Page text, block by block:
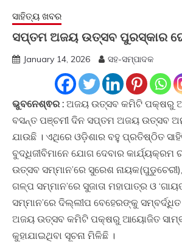
ସାହିତ୍ୟ ଖବର
ସପ୍ତମ ଅଜୟ ଉତ୍ସବ ପୁରସ୍କାର
January 14, 2026 ସହ-ସମ୍ପାଦକ
ଭୁବନେଶ୍ଵର : ଅଜୟ ଉତ୍ସବ କମିଟି ପକ୍ଷରୁ
ବସନ୍ତ ପଞ୍ଚମୀ ଦିନ ସପ୍ତମ ଅଜୟ ଉତ୍ସବ
ଯାଉଛି । ଏଥିରେ ଓଡ଼ିଶାର ବହୁ ପ୍ରତିଷ୍ଠିତ
ବୁଦ୍ଧିଜୀବିମାନେ ଯୋଗ ଦେବାର କାର୍ଯ୍ୟକ୍ରମ
ଉତ୍ସବ ସମ୍ମାନ’ରେ ସୁରେଶ
ଗଳ୍ପ ସମ୍ମାନ’ରେ ସୁଜାତା ମହାପାତ୍ର ଓ
ସମ୍ମାନ’ରେ ଦିଲ୍ଲୀପ ବେହେରଙ୍କୁ
ଅଜୟ ଉତ୍ସବ କମିଟି ପକ୍ଷରୁ ଆୟୋଜିତ
କୁହାଯାଇଥିବା ସୂଚନା ମିଳିଛି ।